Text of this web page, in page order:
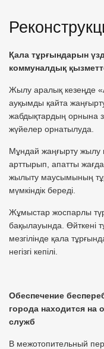
Қала тұрғындарын
коммуналдық
Жылу аралық кезеңде
ауқымды қайта
жабдықтардың орнына
жүйелер орнатылуда.
Мұндай жаңғырту жылу
арттырып, апатты
жылыту маусымының
мүмкіндік береді.
Жұмыстар жоспарлы
бақылауында. Өйткені
мезгілінде қала
негізгі кепілі.
Обеспечение
города находится на
служб
В межотопительный